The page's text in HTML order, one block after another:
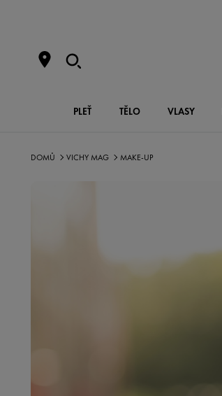
PLEŤ TĚLO VLASY
DOMŮ VICHY MAG MAKE-UP